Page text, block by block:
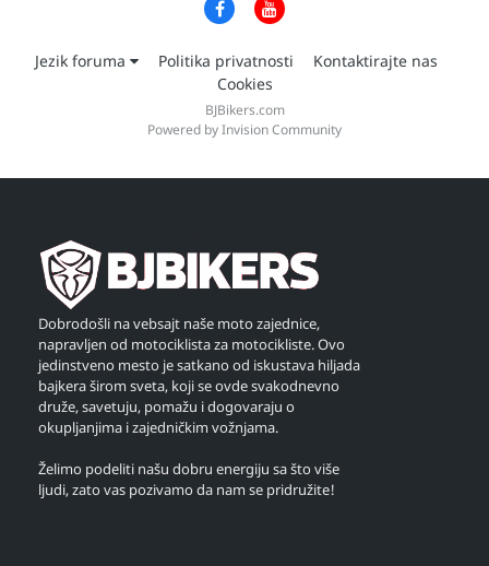
Jezik foruma Politika privatnosti
Kontaktirajte nas
Cookies
BJBikers.com
Powered by Invision Community
Dobrodošli na vebsajt naše moto zajednice,
napravljen od motociklista za motocikliste. Ovo
jedinstveno mesto je satkano od iskustava hiljada
bajkera širom sveta, koji se ovde svakodnevno
druže, savetuju, pomažu i dogovaraju o
okupljanjima i zajedničkim vožnjama.
Želimo podeliti našu dobru energiju sa što više
ljudi, zato vas pozivamo da nam se pridružite!